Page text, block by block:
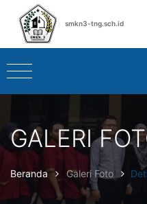
smkn3-tng.sch.id
GALERI
Beranda Galeri Foto